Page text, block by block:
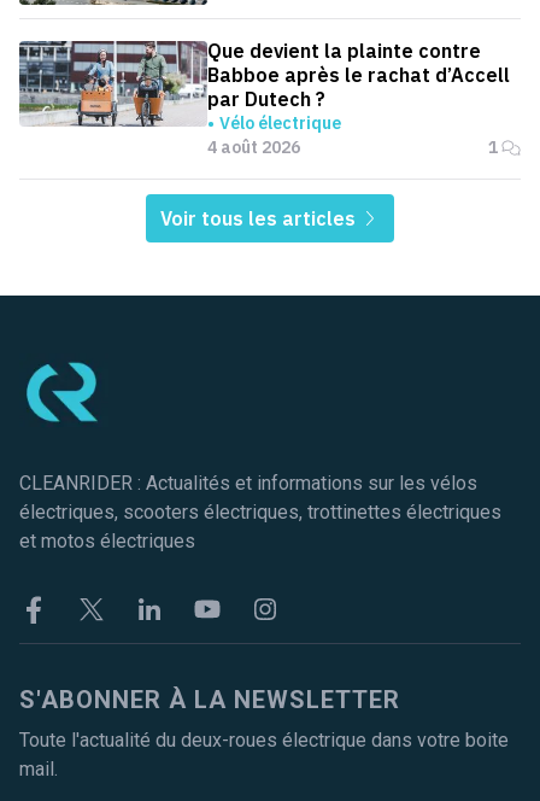
Que devient la plainte contre
Babboe après le rachat d’Accell
par Dutech ?
Vélo électrique
4 août 2026
1
Voir tous les articles
CLEANRIDER : Actualités et informations sur les vélos
électriques, scooters électriques, trottinettes électriques
et motos électriques
FacebookTwitter LinkekinYoutubeInstagram
S'ABONNER À LA NEWSLETTER
Toute l'actualité du deux-roues électrique dans votre boite
mail.